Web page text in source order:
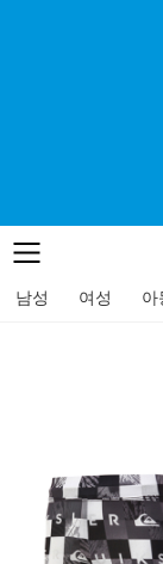
메뉴
남성 여성 아